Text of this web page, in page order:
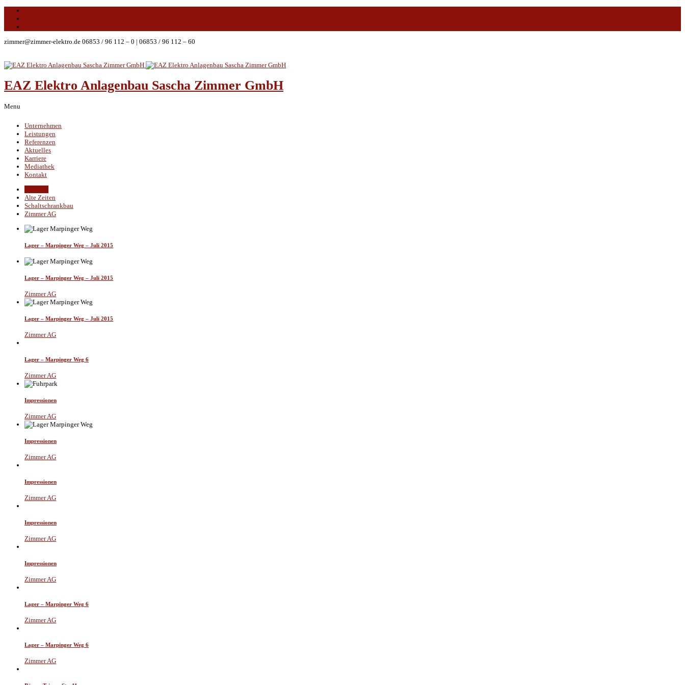
zimmer@zimmer-elektro.de 06853 / 96 112 – 0 | 06853 / 96 112 – 60
EAZ Elektro Anlagenbau Sascha Zimmer GmbH
Menu
Unternehmen
Leistungen
Referenzen
Aktuelles
Karriere
Mediathek
Kontakt
Alte Zeiten
Schaltschrankbau
Zimmer AG
Lager – Marpinger Weg – Juli 2015
Lager – Marpinger Weg – Juli 2015
Zimmer AG
Lager – Marpinger Weg – Juli 2015
Zimmer AG
Lager – Marpinger Weg 6
Zimmer AG
Impressionen
Zimmer AG
Impressionen
Zimmer AG
Impressionen
Zimmer AG
Impressionen
Zimmer AG
Impressionen
Zimmer AG
Lager – Marpinger Weg 6
Zimmer AG
Lager – Marpinger Weg 6
Zimmer AG